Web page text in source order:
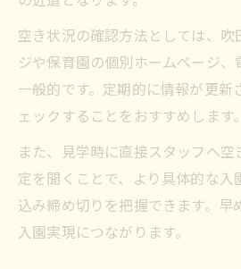
空き状況の確認方法としては、
ジや保育園の個別ホームページ
一般的です。定期的に情報が更新
ェックすることをおすすめします。
また、見学時に直接スタッフへ
定を聞くことで、より具体的な入
込み締め切りを把握できます。早
入園実現につながります。